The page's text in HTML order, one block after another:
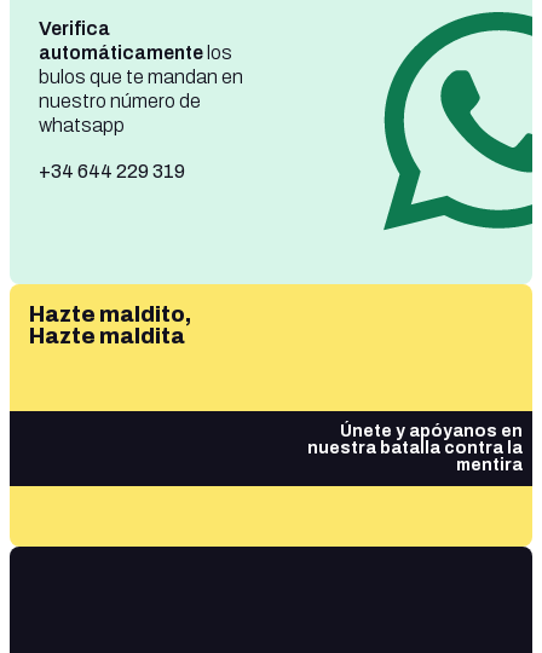
Verifica
automáticamente los
bulos que te mandan en
nuestro número de
whatsapp
+34 644 229 319
Hazte maldito,
Hazte maldita
Únete y apóyanos en
nuestra batalla contra la
mentira